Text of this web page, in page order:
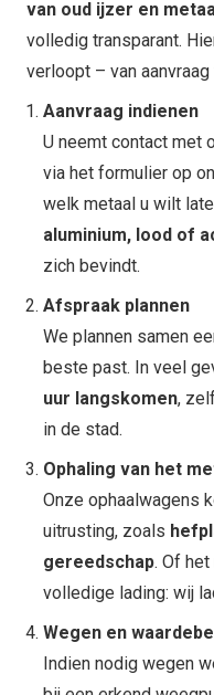
van oud ijzer en
volledig transparant.
verloopt – van
Aanvraag indienen
U neemt contact met
via het formulier op
welk metaal u wilt
aluminium, lood of
zich bevindt.
Afspraak plannen
We plannen samen
beste past. In veel
uur langskomen,
in de stad.
Ophaling van het
Onze ophaalwagens
uitrusting, zoals
gereedschap. Of
volledige lading: wij
Wegen en
Indien nodig wegen